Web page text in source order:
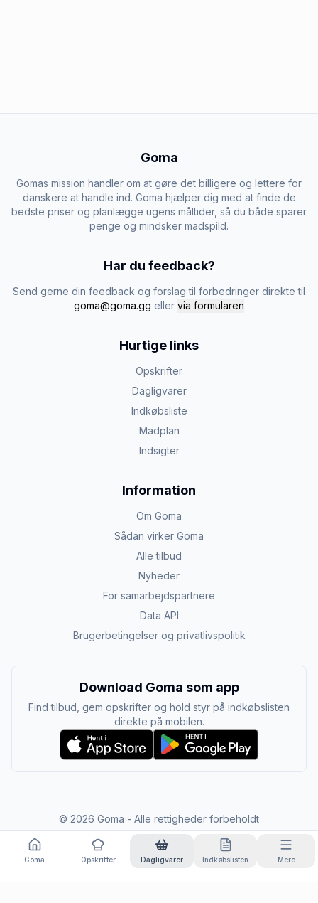
Goma
Gomas mission handler om at gøre det billigere og lettere for
danskere at handle ind. Goma hjælper dig med at finde de
bedste priser og planlægge ugens måltider, så du både sparer
penge og mindsker madspild.
Har du feedback?
Send gerne din feedback og forslag til forbedringer direkte til
goma@goma.gg eller via formularen
Hurtige links
Opskrifter
Dagligvarer
Indkøbsliste
Madplan
Indsigter
Information
Om Goma
Sådan virker Goma
Alle tilbud
Nyheder
For samarbejdspartnere
Data API
Brugerbetingelser og privatlivspolitik
Download Goma som app
Find tilbud, gem opskrifter og hold styr på indkøbslisten
direkte på mobilen.
© 2026 Goma - Alle rettigheder forbeholdt
Goma Opskrifter Dagligvarer Indkøbslisten Mere